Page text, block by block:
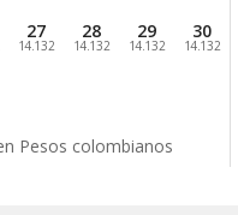
27
14.132
28
14.132
29
14.132
30
14.132
Pesos colombianos